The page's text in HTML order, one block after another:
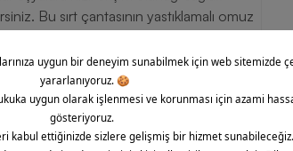
Bu sırt çantasının yastıklamalı omuz
taşıma kulpu alternatif taşıma seçeneği
sağlar. Model, %65’i geri
Ürün, 43 x 30 x 15 cm (Y x G x D)
kuru temizleme şeklinde yapılabilir.
sırt çantası modellerine siz de